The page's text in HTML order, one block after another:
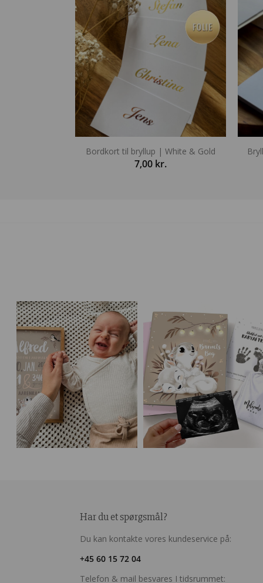
Bordkort til bryllup | White & Gold
7,00 kr.
Har du et spørgsmål?
Du kan kontakte vores kundeservice på:
+45 60 15 72 04
Telefon & mail besvares I tidsrummet: